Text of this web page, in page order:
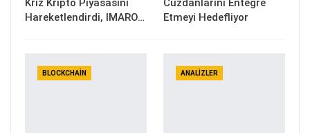
Kriz Kripto Piyasasını
Hareketlendirdi, IMARO…
Cüzdanlarını Entegre
Etmeyi Hedefliyor
BLOCKCHAIN ANALIZLER